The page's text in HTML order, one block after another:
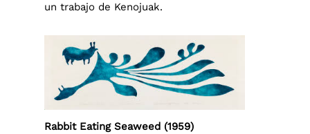
un trabajo de Kenojuak.
Rabbit Eating Seaweed (1959)